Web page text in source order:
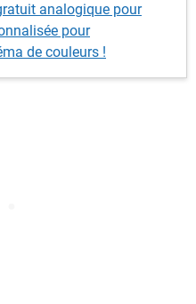
analogique pour
pour
de couleurs !